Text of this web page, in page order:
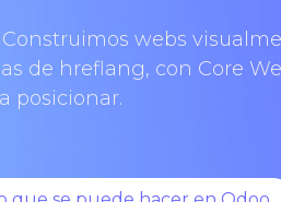
webs
de hreflang, con Core
posicionar.